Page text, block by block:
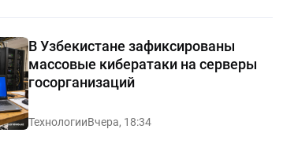
В Узбекистане зафиксированы
массовые кибератаки на серверы
госорганизаций
ТехнологииВчера, 18:34